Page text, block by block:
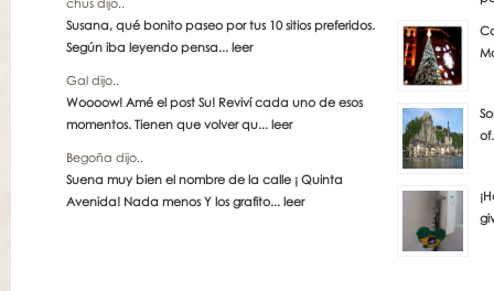
Susana, qué bonito paseo por tus 10 sitios preferidos.
Según iba leyendo pensa... leer
Gal dijo..
Woooow! Amé el post Su! Reviví cada uno de esos
momentos. Tienen que volver qu... leer
Begoña dijo..
Suena muy bien el nombre de la calle ¡ Quinta
Avenida! Nada menos Y los grafito... leer